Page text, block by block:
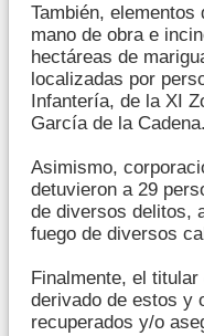
También,
mano de obra e
hectáreas de
localizadas por
Infantería, de la XI
García de la Cadena.
Asimismo,
detuvieron a 29
de diversos delitos,
fuego de diversos
Finalmente, el
derivado de estos y
recuperados y/o